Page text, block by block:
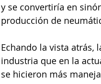
y se convertiría en
producción de
Echando la vista
industria que en la
se hicieron más